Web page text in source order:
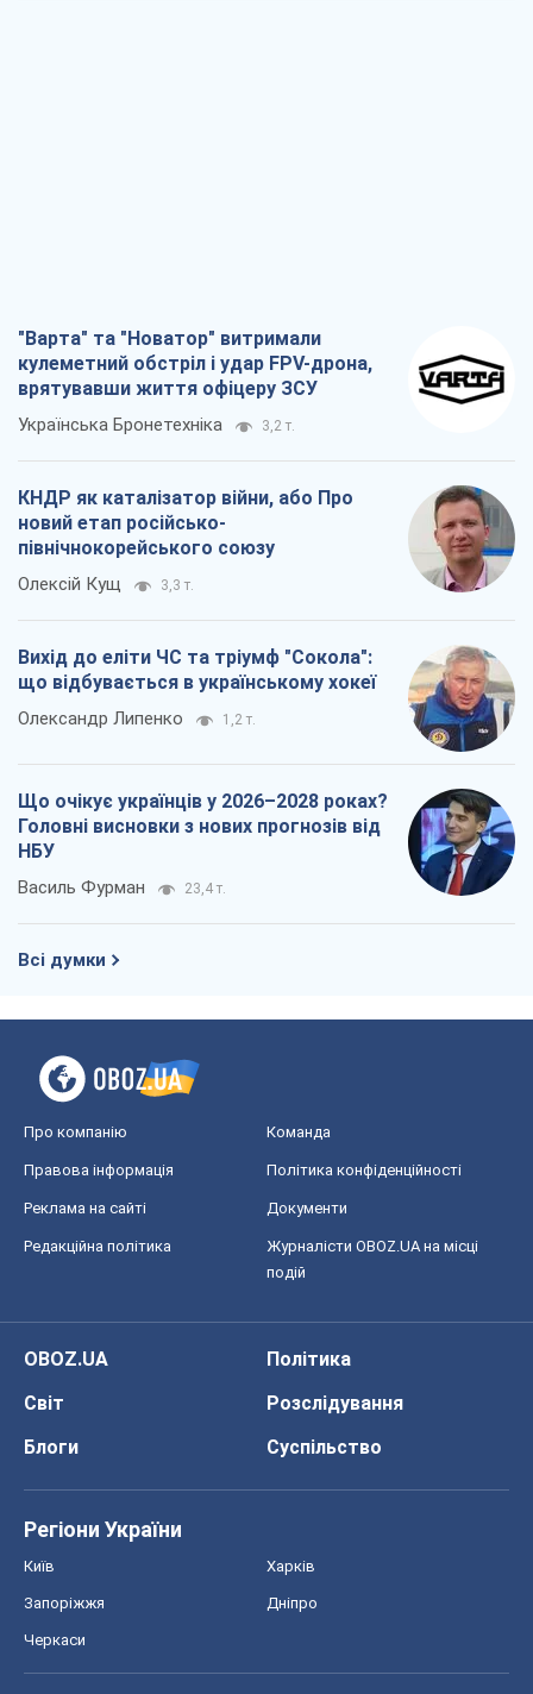
"Варта" та "Новатор" витримали
кулеметний обстріл і удар FPV-дрона,
врятувавши життя офіцеру ЗСУ
Українська Бронетехніка 3,2 т.
КНДР як каталізатор війни, або Про
новий етап російсько-
північнокорейського союзу
Олексій Кущ 3,3 т.
Вихід до еліти ЧС та тріумф "Сокола":
що відбувається в українському хокеї
Олександр Липенко 1,2 т.
Що очікує українців у 2026–2028 роках?
Головні висновки з нових прогнозів від
НБУ
Василь Фурман 23,4 т.
Всі думки
Про компанію Команда
Правова інформація Політика конфіденційності
Реклама на сайті Документи
Редакційна політика
Журналісти OBOZ.UA на місці
подій
OBOZ.UA
Політика
Світ
Розслідування
Блоги
Суспільство
Регіони України
Київ Харків
Запоріжжя Дніпро
Черкаси